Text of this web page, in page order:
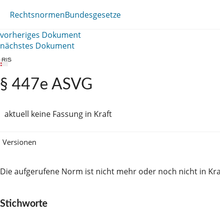
RechtsnormenBundesgesetze
vorheriges Dokument
nächstes Dokument
§ 447e ASVG
aktuell keine Fassung in Kraft
Versionen
Die aufgerufene Norm ist nicht mehr oder noch nicht in
Stichworte